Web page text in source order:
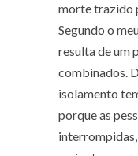
morte trazido
Segundo o
resulta de um
combinados.
isolamento
porque as